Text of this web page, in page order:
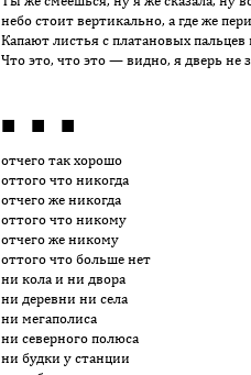
небо стоит вертикально, а где же
Капают листья с платановых пальцев
Что это, что это — видно, я дверь не
■ ■ ■
отчего так хорошо
оттого что никогда
отчего же никогда
оттого что никому
отчего же никому
оттого что больше нет
ни кола и ни двора
ни деревни ни села
ни мегаполиса
ни северного полюса
ни будки у станции